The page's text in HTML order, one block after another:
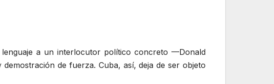
a un interlocutor político concreto —Donald
de fuerza. Cuba, así, deja de ser objeto